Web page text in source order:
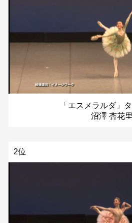
「エスメラルダ」
沼澤 杏花里
2位